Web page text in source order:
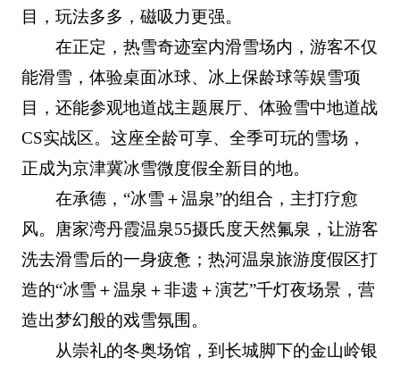
目，玩法多多，磁吸力更强。
在正定，热雪奇迹室内滑雪场内，游客不仅
能滑雪，体验桌面冰球、冰上保龄球等娱雪项
目，还能参观地道战主题展厅、体验雪中地道战
CS实战区。这座全龄可享、全季可玩的雪场，
正成为京津冀冰雪微度假全新目的地。
在承德，“冰雪＋温泉”的组合，主打疗愈
风。唐家湾丹霞温泉55摄氏度天然氟泉，让游客
洗去滑雪后的一身疲惫；热河温泉旅游度假区打
造的“冰雪＋温泉＋非遗＋演艺”千灯夜场景，营
造出梦幻般的戏雪氛围。
从崇礼的冬奥场馆，到长城脚下的金山岭银